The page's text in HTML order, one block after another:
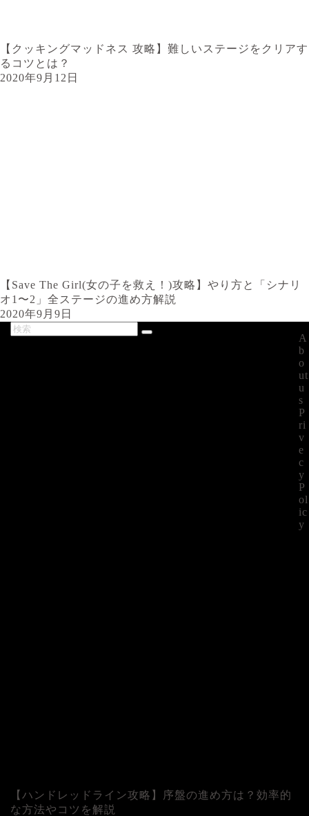
【クッキングマッドネス 攻略】難しいステージをクリアす
るコツとは？
2020年9月12日
【Save The Girl(女の子を救え！)攻略】やり方と「シナリ
オ1〜2」全ステージの進め方解説
2020年9月9日
【ハンドレッドライン攻略】序盤の進め方は？効率的
な方法やコツを解説
A
b
o
ut
u
s
P
ri
v
e
c
y
P
ol
ic
y